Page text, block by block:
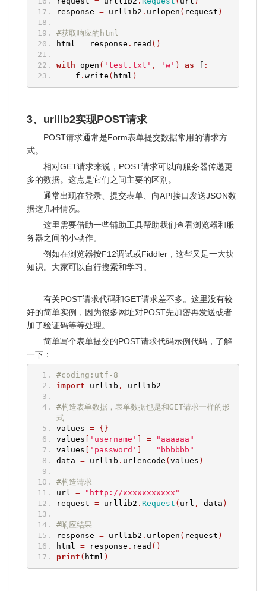
response = urllib2 . urlopen ( request )
#获取响应的html
html = response . read ()
with open ( 'test.txt' , 'w' ) as f :
f . write ( html )
3、urllib2实现POST请求
POST请求通常是Form表单提交数据常用的请求方
式。
相对GET请求来说，POST请求可以向服务器传递更
多的数据。这点是它们之间主要的区别。
通常出现在登录、提交表单、向API接口发送JSON数
据这几种情况。
这里需要借助一些辅助工具帮助我们查看浏览器和服
务器之间的小动作。
例如在浏览器按F12调试或Fiddler，这些又是一大块
知识。大家可以自行搜索和学习。
有关POST请求代码和GET请求差不多。这里没有较
好的简单实例，因为很多网址对POST先加密再发送或者
加了验证码等等处理。
简单写个表单提交的POST请求代码示例代码，了解
一下：
#coding:utf-8
import urllib , urllib2
#构造表单数据，表单数据也是和GET请求一样的形
式
values =
{}
values
'username' =
"aaaaaa"
values
'password' =
"bbbbbb"
data = urllib . urlencode ( values )
#构造请求
url =
"http://xxxxxxxxxxx"
request = urllib2 . Request ( url , data )
#响应结果
response = urllib2 . urlopen ( request )
html = response . read ()
print ( html )